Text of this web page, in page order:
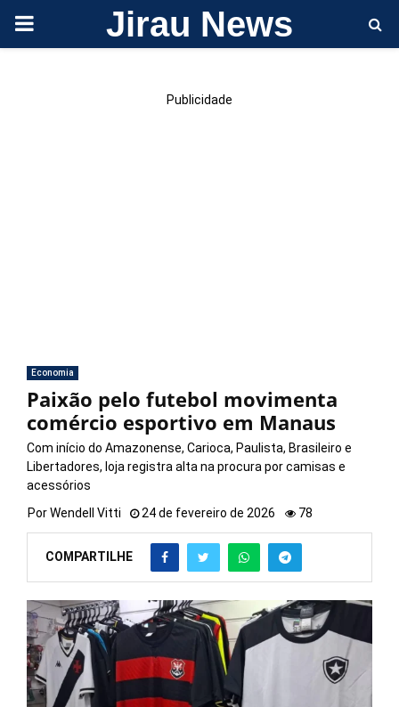
PRIMARY Jirau News
Publicidade
Economia
Paixão pelo futebol movimenta
comércio esportivo em Manaus
Com início do Amazonense, Carioca, Paulista, Brasileiro e
Libertadores, loja registra alta na procura por camisas e
acessórios
PorWendell Vitti 24 de fevereiro de 2026 78
COMPARTILHE